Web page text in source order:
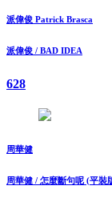
派偉俊 Patrick Brasca
派偉俊 / BAD IDEA
628
周華健
周華健 / 怎麼斷句呢 (平裝